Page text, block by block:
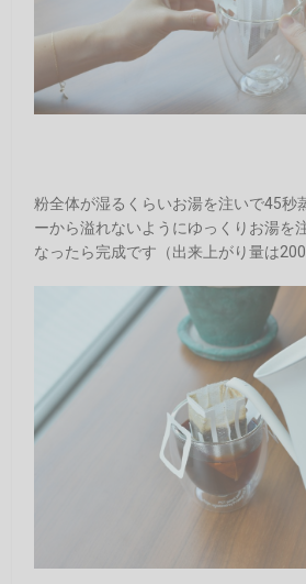
粉全体が湿るくらいお湯を注いで45秒
ーから溢れないようにゆっくりお湯を
なったら完成です（出来上がり量は